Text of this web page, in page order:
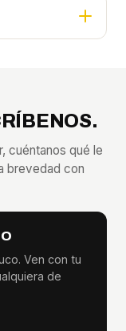
cuéntanos qué le
brevedad con
Ven con tu
de